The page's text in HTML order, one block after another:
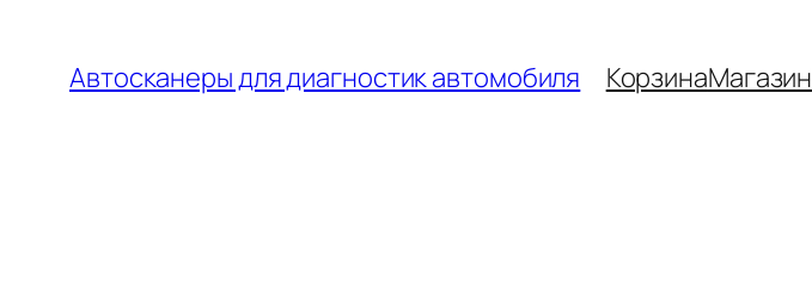
содержимому
Автосканеры для диагностик автомобиля КорзинаМагазин